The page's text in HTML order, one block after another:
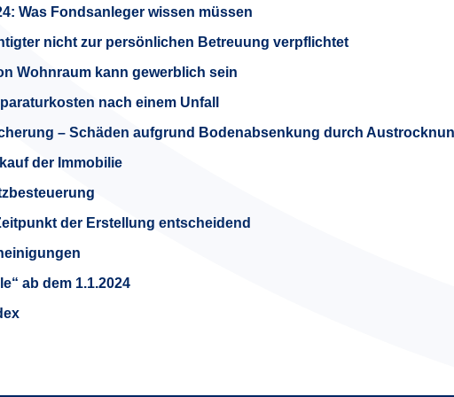
Was Fondsanleger wissen müssen
nicht zur persönlichen Betreuung verpflichtet
Wohnraum kann gewerblich sein
nach einem Unfall
– Schäden aufgrund Bodenabsenkung durch
der Immobilie
der Erstellung entscheidend
ab dem 1.1.2024